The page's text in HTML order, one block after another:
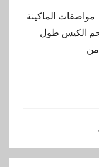
مواصفات الماكينة
حجم الكيس طول